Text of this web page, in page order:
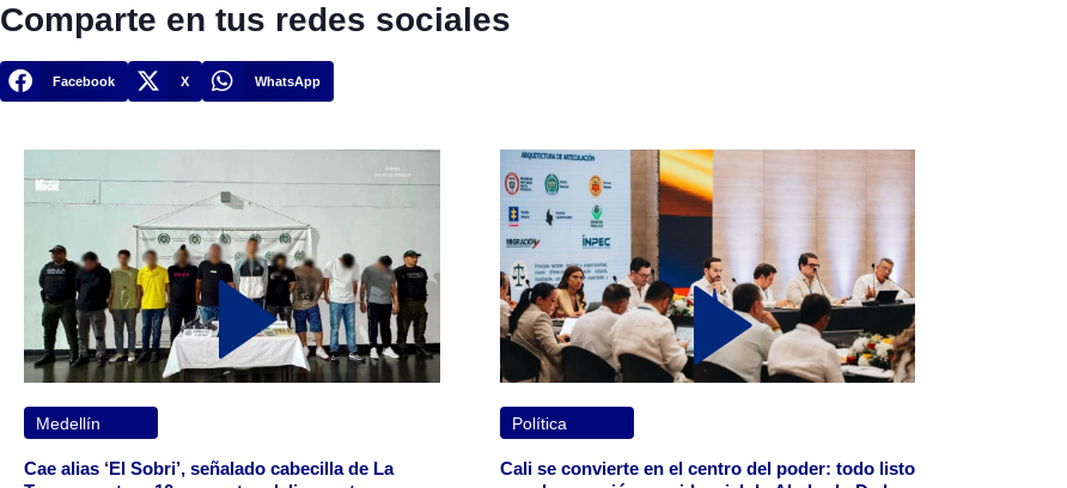
Comparte en tus redes sociales
Facebook X WhatsApp
Medellín
Cae alias ‘El Sobri’, señalado cabecilla de La
Política
Cali se convierte en el centro del poder: todo listo